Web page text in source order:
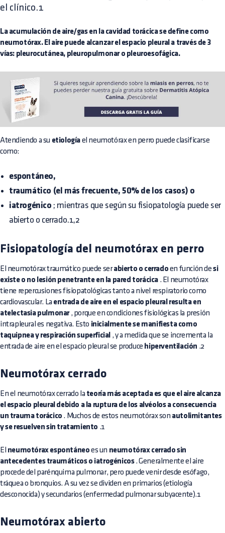
el clínico.1
Laacumulación de aire/gas en la cavidad torácicase define como
neumotórax. El aire puede alcanzar el espacio pleural a través de 3
vías: pleurocutánea, pleuropulmonar o pleuroesofágica.
Atendiendo a su etiología el neumotórax en perro puede clasificarse
como:
espontáneo,
traumático (el más frecuente, 50% de los casos) o
iatrogénico ; mientras que según su fisiopatología puede ser
abierto o cerrado.1,2
Fisiopatología del neumotórax en perro
El neumotórax traumático puede serabierto o cerrado en función desi
existe o no lesión penetrante en la pared torácica . El neumotórax
tiene repercusiones fisiopatológicas tanto a nivel respiratorio como
cardiovascular. La entrada de aire en el espacio pleural resulta en
atelectasia pulmonar, porque en condiciones fisiológicas la presión
intrapleural es negativa. Esto inicialmente se manifiesta como
taquipnea y respiración superficial , y a medida que se incrementa la
entrada de aire en el espacio pleural se produce hiperventilación .2
Neumotórax cerrado
En el neumotórax cerrado la teoría más aceptada es que el aire alcanza
el espacio pleural debido a la ruptura de los alvéolos a consecuencia
un trauma torácico . Muchos de estos neumotórax son autolimitantes
y se resuelven sin tratamiento .1
El neumotórax espontáneo es un neumotórax cerrado sin
antecedentes traumáticos o iatrogénicos. Generalmente el aire
procede del parénquima pulmonar, pero puede venir desde esófago,
tráquea o bronquios. A su vez se dividen en primarios (etiología
desconocida) y secundarios (enfermedad pulmonar subyacente).1
Neumotórax abierto